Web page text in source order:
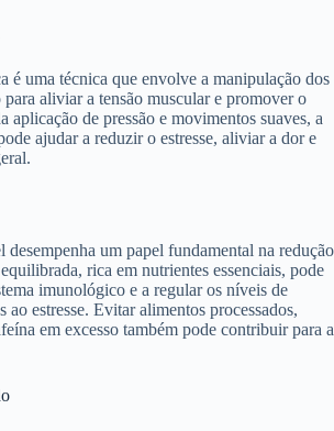
é uma técnica que envolve a manipulação dos
aliviar a tensão muscular e promover o
aplicação de pressão e movimentos suaves, a
ajudar a reduzir o estresse, aliviar a dor e
desempenha um papel fundamental na redução
rica em nutrientes essenciais, pode
imunológico e a regular os níveis de
ao estresse. Evitar alimentos processados,
em excesso também pode contribuir para a